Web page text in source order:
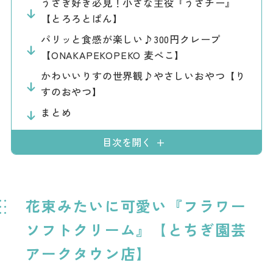
【とろろとぱん】
パリッと食感が楽しい♪300円クレープ
【ONAKAPEKOPEKO 麦ぺこ】
かわいいりすの世界観♪やさしいおやつ【り
すのおやつ】
まとめ
目次を開く
花束みたいに可愛い『フラワー
ソフトクリーム』【とちぎ園芸
アークタウン店】